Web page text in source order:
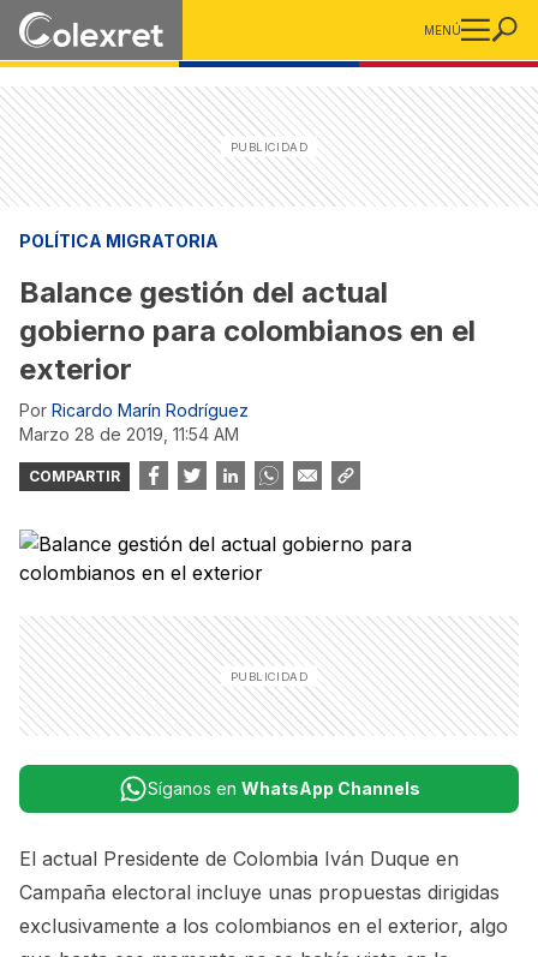
MENÚ
POLÍTICA MIGRATORIA
Balance gestión del actual
gobierno para colombianos en el
exterior
Por Ricardo Marín Rodríguez
marzo 28 de 2019, 11:54 AM
COMPARTIR
Síganos en WhatsApp Channels
El actual Presidente de Colombia Iván Duque en
Campaña electoral incluye unas propuestas dirigidas
exclusivamente a los colombianos en el exterior, algo